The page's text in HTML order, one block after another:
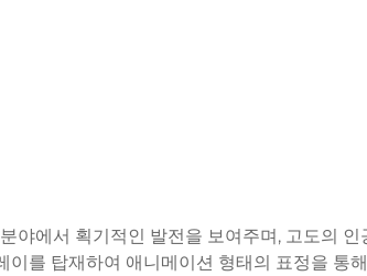
야에서 획기적인 발전을 보여주며, 고도의
이를 탑재하여 애니메이션 형태의 표정을